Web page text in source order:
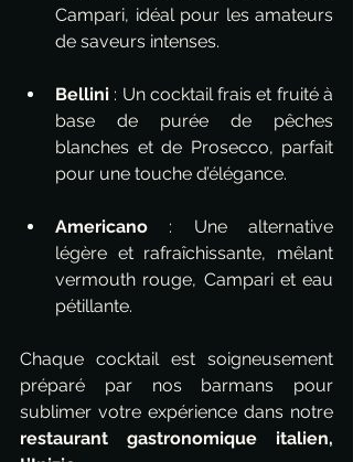
Campari, idéal pour les amateurs
de saveurs intenses.
Bellini : Un cocktail frais et fruité à
base de purée de pêches
blanches et de Prosecco, parfait
pour une touche d’élégance.
Americano : Une alternative
légère et rafraîchissante, mêlant
vermouth rouge, Campari et eau
pétillante.
Chaque cocktail est soigneusement
préparé par nos barmans pour
restaurant gastronomique italien,